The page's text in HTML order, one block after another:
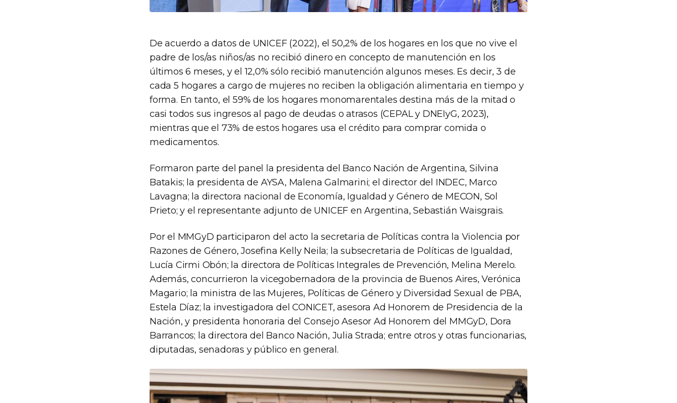
De acuerdo a datos de UNICEF (2022), el 50,2% de los hogares en los que no vive el
padre de los/as niños/as no recibió dinero en concepto de manutención en los
últimos 6 meses, y el 12,0% sólo recibió manutención algunos meses. Es decir, 3 de
cada 5 hogares a cargo de mujeres no reciben la obligación alimentaria en tiempo y
forma. En tanto, el 59% de los hogares monomarentales destina más de la mitad o
casi todos sus ingresos al pago de deudas o atrasos (CEPAL y DNEIyG, 2023),
mientras que el 73% de estos hogares usa el crédito para comprar comida o
medicamentos.
Formaron parte del panel la presidenta del Banco Nación de Argentina, Silvina
Batakis; la presidenta de AYSA, Malena Galmarini; el director del INDEC, Marco
Lavagna; la directora nacional de Economía, Igualdad y Género de MECON, Sol
Prieto; y el representante adjunto de UNICEF en Argentina, Sebastián Waisgrais.
Por el MMGyD participaron del acto la secretaria de Políticas contra la Violencia por
Razones de Género, Josefina Kelly Neila; la subsecretaria de Políticas de Igualdad,
Lucía Cirmi Obón; la directora de Políticas Integrales de Prevención, Melina Merelo.
Además, concurrieron la vicegobernadora de la provincia de Buenos Aires, Verónica
Magario; la ministra de las Mujeres, Políticas de Género y Diversidad Sexual de PBA,
Estela Díaz; la investigadora del CONICET, asesora Ad Honorem de Presidencia de la
Nación, y presidenta honoraria del Consejo Asesor Ad Honorem del MMGyD, Dora
Barrancos; la directora del Banco Nación, Julia Strada; entre otros y otras funcionarias,
diputadas, senadoras y público en general.